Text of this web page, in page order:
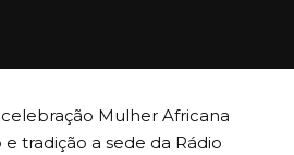
Mulher Africana
tradição a sede da Rádio